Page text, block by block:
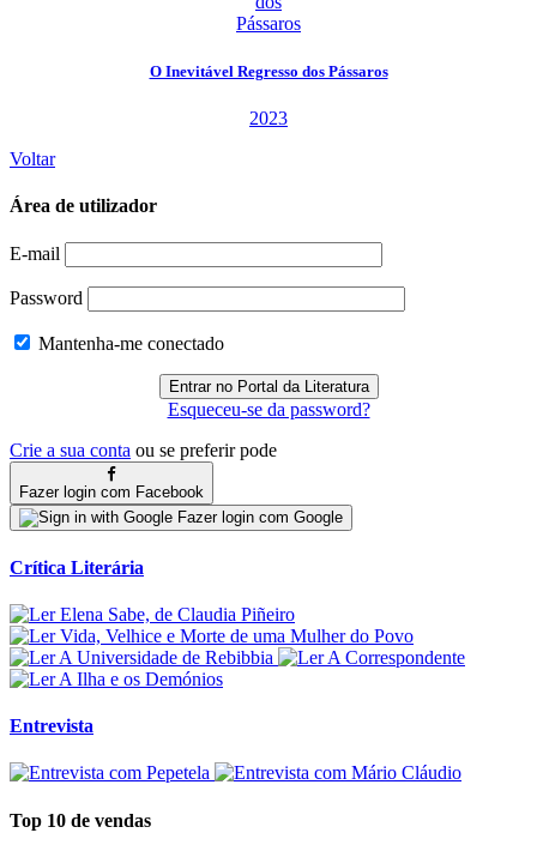
O Inevitável Regresso dos Pássaros
2023
Voltar
Área de utilizador
E-mail
Password
Mantenha-me conectado
Esqueceu-se da password?
Crie a sua conta ou se preferir pode
Fazer login com Facebook
Fazer login com Google
Crítica Literária
Entrevista
Top 10 de vendas